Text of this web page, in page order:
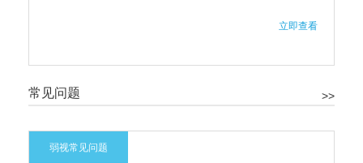
立即查看
>>
常见问题
弱视常见问题